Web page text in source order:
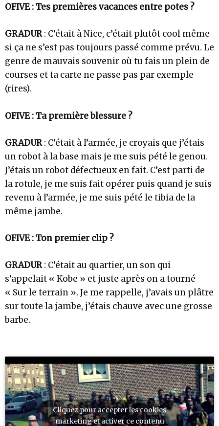
OFIVE : Tes premières vacances entre potes ?
GRADUR: C’était à Nice, c’était plutôt cool même
si ça ne s’est pas toujours passé comme prévu. Le
genre de mauvais souvenir où tu fais un plein de
courses et ta carte ne passe pas par exemple
(rires).
OFIVE : Ta première blessure ?
GRADUR: C’était à l’armée, je croyais que j’étais
un robot à la base mais je me suis pété le genou.
J’étais un robot défectueux en fait. C’est parti de
la rotule, je me suis fait opérer puis quand je suis
revenu à l’armée, je me suis pété le tibia de la
même jambe.
OFIVE : Ton premier clip ?
GRADUR: C’était au quartier, un son qui
s’appelait « Kobe » et juste après on a tourné
« Sur le terrain ». Je me rappelle, j’avais un plâtre
sur toute la jambe, j’étais chauve avec une grosse
barbe.
Cliquez pour accepter les cookies
marketing et activer ce contenu